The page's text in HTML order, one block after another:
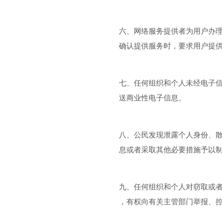
六、网络服务提供者为用户办
确认提供服务时，要求用户提
七、任何组织和个人未经电子
送商业性电子信息。
八、公民发现泄露个人身份、
息或者采取其他必要措施予以
九、任何组织和个人对窃取或
，有权向有关主管部门举报、